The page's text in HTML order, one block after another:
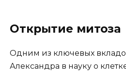
Открытие митоза
Одним из ключевых
Александра в науку о